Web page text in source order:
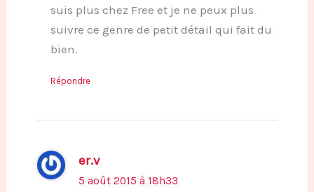
suis plus chez Free et je ne peux plus
suivre ce genre de petit détail qui fait du
bien.
Répondre
er.v
5 août 2015 à 18h33